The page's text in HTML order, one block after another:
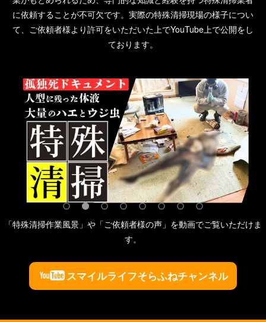
に依頼することが不可欠です。実際の特殊清掃現場の様子につい
て、ご依頼者様より許可をいただいた上でYouTube上で公開をし
ております。
「特殊清掃作業風景」や「ご依頼者様の声」を動画でご覧いただけま
す。
スマイルライフそらふねチャンネル